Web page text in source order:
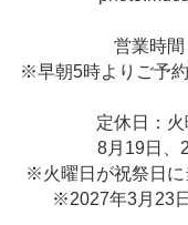
営業時
​※早朝5時よりご予
定休日：
8月19日、
※火曜日が祝祭日に
※2027年3月23